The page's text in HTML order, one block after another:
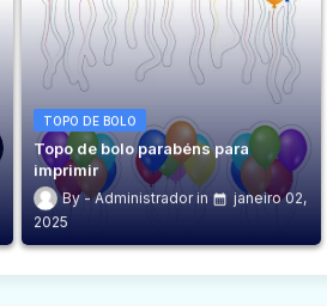
TOPO DE BOLO
Topo de bolo parabéns para
imprimir
Administrador
janeiro 02,
2025